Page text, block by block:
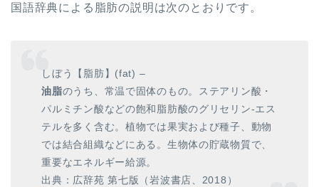
国語辞典による脂肪の説明は次のとおりです。
しぼう【脂肪】(fat) –
油脂のうち、常温で固体のもの。ステアリン酸・
パルミチン酸などの飽和脂肪酸のグリセリン-エス
テルを多く含む。植物では果実および種子、動物
では結合組織などにある。生物体の貯蔵物質で、
重要なエネルギー給源。
出典：広辞苑 第七版（岩波書店、2018）